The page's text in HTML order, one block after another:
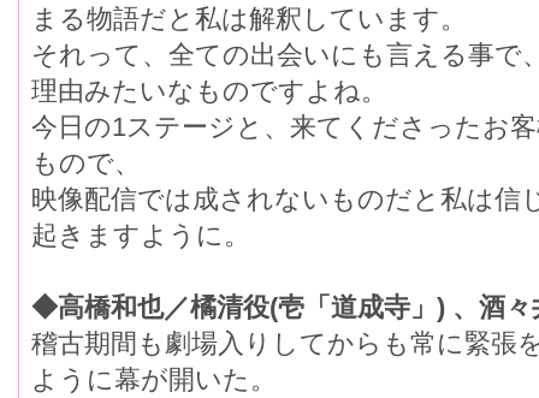
まる物語だと私は解釈しています。
それって、全ての出会いにも言える事で
理由みたいなものですよね。
今日の1ステージと、来てくださったお
もので、
映像配信では成されないものだと私は信
起きますように。
◆高橋和也／橘清役(壱「道成寺」) 、酒
稽古期間も劇場入りしてからも常に緊張
ように幕が開いた。